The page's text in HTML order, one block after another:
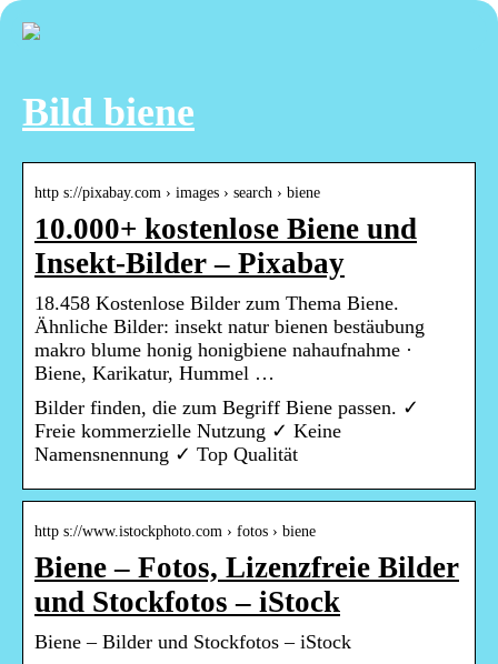
Bild biene
http s://pixabay.com › images › search › biene
10.000+ kostenlose Biene und
Insekt-Bilder – Pixabay
18.458 Kostenlose Bilder zum Thema Biene.
Ähnliche Bilder: insekt natur bienen bestäubung
makro blume honig honigbiene nahaufnahme ·
Biene, Karikatur, Hummel …
Bilder finden, die zum Begriff Biene passen. ✓
Freie kommerzielle Nutzung ✓ Keine
Namensnennung ✓ Top Qualität
http s://www.istockphoto.com › fotos › biene
Biene – Fotos, Lizenzfreie Bilder
und Stockfotos – iStock
Biene – Bilder und Stockfotos – iStock